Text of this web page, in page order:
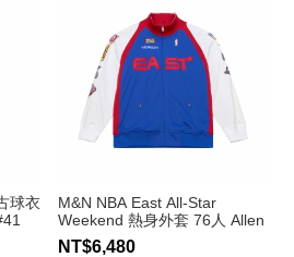
球衣
M&N NBA East All-Star
Weekend 熱身外套 76人 Allen
Iverson
NT$6,480